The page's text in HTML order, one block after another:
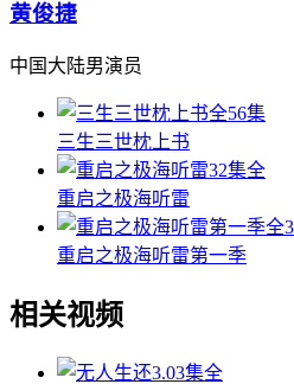
黄俊捷
中国大陆男演员
全56集
三生三世枕上书
32集全
重启之极海听雷
全
重启之极海听雷第一季
相关视频
3.03集全